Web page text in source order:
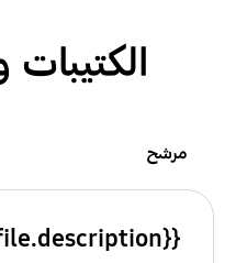
الكتيبات
مرشح
{{file.description}}